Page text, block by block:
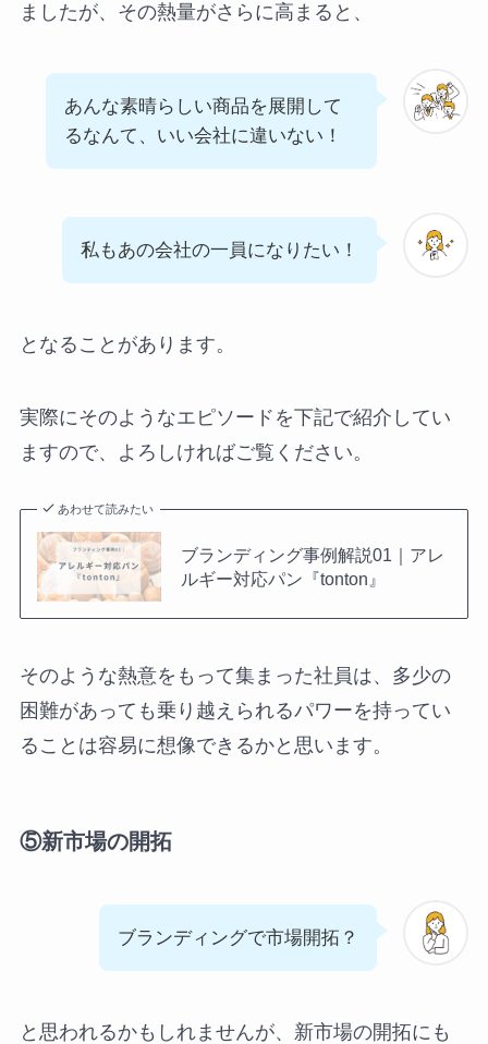
ましたが、その熱量がさらに高まると、
あんな素晴らしい商品を展開して
るなんて、いい会社に違いない！
私もあの会社の一員になりたい！
となることがあります。
実際にそのようなエピソードを下記で紹介してい
ますので、よろしければご覧ください。
あわせて読みたい
ブランディング事例解説01｜アレ
ルギー対応パン『tonton』
そのような熱意をもって集まった社員は、多少の
困難があっても乗り越えられるパワーを持ってい
ることは容易に想像できるかと思います。
⑤新市場の開拓
ブランディングで市場開拓？
と思われるかもしれませんが、新市場の開拓にも